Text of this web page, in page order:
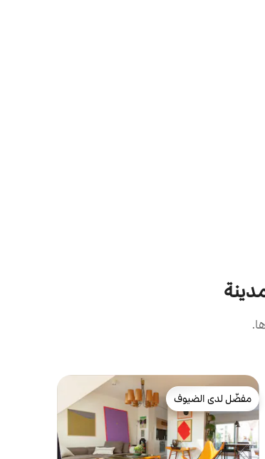
مفضّل لدى الضيوف
مفضّل لدى الضيوف